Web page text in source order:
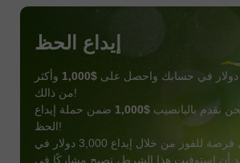
إيداع الحظ
$1,000
وأكثر
من ذالك!
باليانصيب $1,000
ضمن حملة إيداع
الحظ!
احصل على فرصة للفوز من خلال إيداع 3,000 دولار في
أن استوفيت هذا الشرط، تصبح مشاركًا في